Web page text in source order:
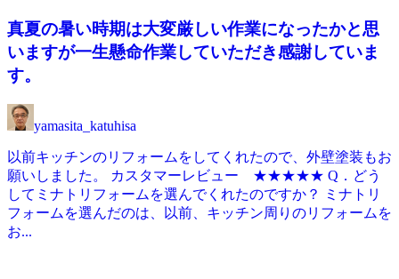
真夏の暑い時期は大変厳しい作業になったかと思
いますが一生懸命作業していただき感謝していま
す。
yamasita_katuhisa
以前キッチンのリフォームをしてくれたので、外壁塗装もお
願いしました。 カスタマーレビュー ★★★★★ Q．どう
してミナトリフォームを選んでくれたのですか？ ミナトリ
フォームを選んだのは、以前、キッチン周りのリフォームを
お...